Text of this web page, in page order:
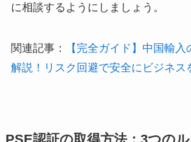
に相談するようにしましょう。
関連記事：
【完全ガイド】中国輸
解説！リスク回避で安全にビジネス